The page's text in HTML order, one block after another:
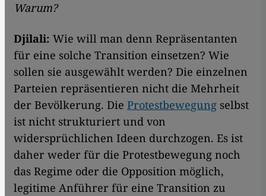
Warum?
Djilali: Wie will man denn Repräsentanten
für eine solche Transition einsetzen? Wie
sollen sie ausgewählt werden? Die einzelnen
Parteien repräsentieren nicht die Mehrheit
der Bevölkerung. Die Protestbewegung selbst
ist nicht strukturiert und von
widersprüchlichen Ideen durchzogen. Es ist
daher weder für die Protestbewegung noch
das Regime oder die Opposition möglich,
legitime Anführer für eine Transition zu